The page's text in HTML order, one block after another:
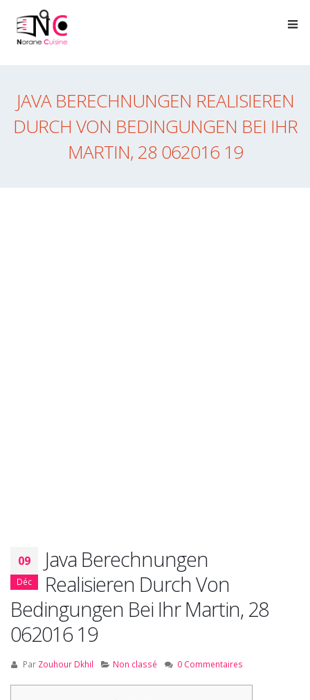
JAVA BERECHNUNGEN REALISIEREN
DURCH VON BEDINGUNGEN BEI IHR
MARTIN, 28 062016 19
09
Déc
Java Berechnungen
Realisieren Durch Von
Bedingungen Bei Ihr Martin, 28
062016 19
Par Zouhour Dkhil Non classé 0 Commentaires